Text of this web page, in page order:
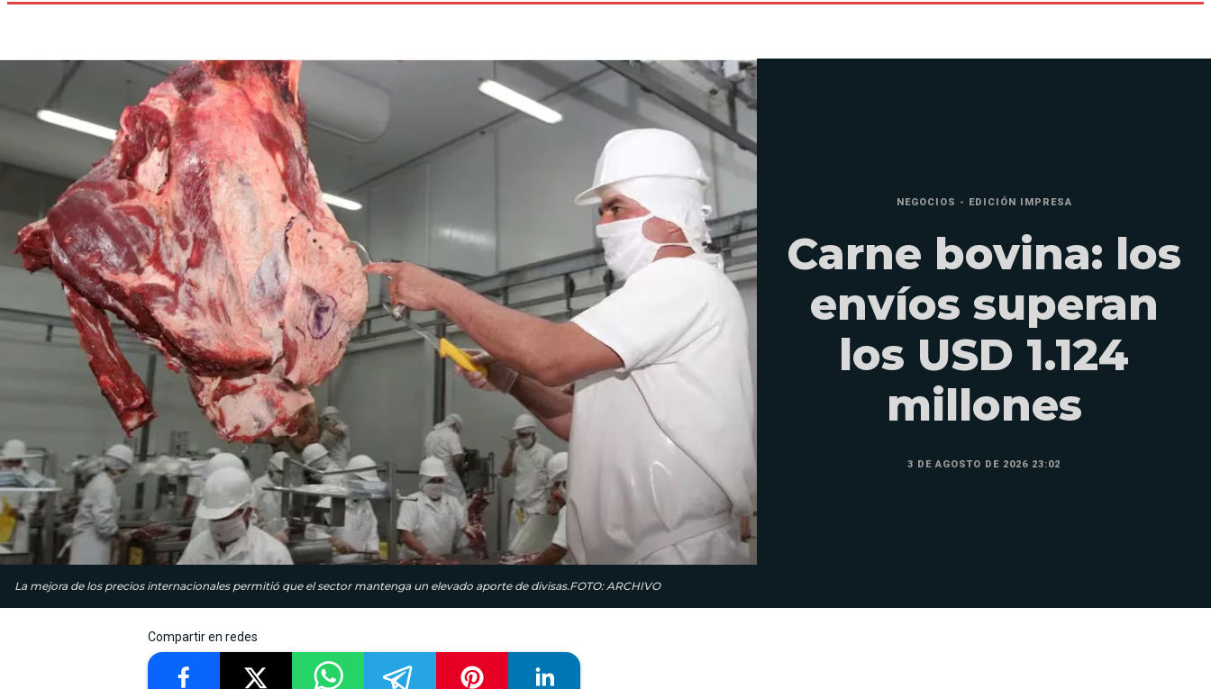
La mejora de los precios internacionales permitió que el sector mantenga un elevado aporte de divisas.FOTO: ARCHIVO
NEGOCIOS - EDICIÓN IMPRESA
Carne bovina: los
envíos superan
los USD 1.124
millones
3 DE AGOSTO DE 2026 23:02
Compartir en redes